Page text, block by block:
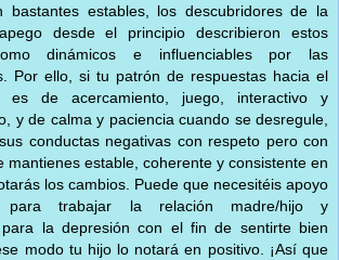
bastantes estables, los descubridores de la
desde el principio describieron estos
dinámicos e influenciables por las
Por ello, si tu patrón de respuestas hacia el
es de acercamiento, juego, interactivo y
y de calma y paciencia cuando se desregule,
conductas negativas con respeto pero con
mantienes estable, coherente y consistente en
los cambios. Puede que necesitéis apoyo
para trabajar la relación madre/hijo y
para la depresión con el fin de sentirte bien
modo tu hijo lo notará en positivo. ¡Así que